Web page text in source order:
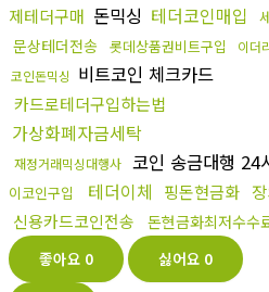
제테더구매 돈믹싱 테더코인매입
문상테더전송 롯데상품권비트구입 이더
코인돈믹싱 비트코인 체크카드
카드로테더구입하는법
가상화폐자금세탁
재정거래믹싱대행사 코인 송금대행 24
이코인구입
테더이체 핑돈현금화
신용카드코인전송
돈현금화최저수수
좋아요 0 싫어요 0